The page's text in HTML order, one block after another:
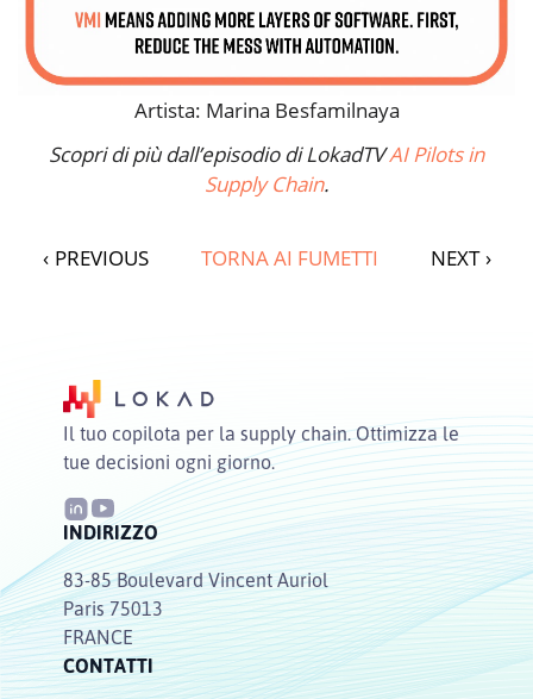
Artista: Marina Besfamilnaya
Scopri di più dall’episodio di LokadTVAI Pilots in
Supply Chain.
‹ PREVIOUS TORNA AI FUMETTI NEXT ›
Il tuo copilota per la supply chain. Ottimizza le
tue decisioni ogni giorno.
INDIRIZZO
83-85 Boulevard Vincent Auriol
Paris 75013
FRANCE
CONTATTI